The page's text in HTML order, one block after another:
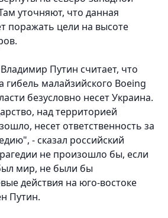
уточняют, что данная
поражать цели на высоте
Путин считает, что
гибель малайзийского Boeing
безусловно несет Украина.
над территорией
несет ответственность за
- сказал российский
не произошло бы, если
мир, не были бы
действия на юго-востоке
Путин.